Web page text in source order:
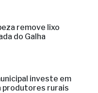
remove lixo
do Galha
investe em
produtores rurais